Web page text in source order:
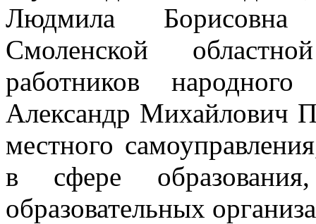
Людмила Борисовна
Смоленской
работников
Александр Михайлович
местного
в сфере образования,
образовательных